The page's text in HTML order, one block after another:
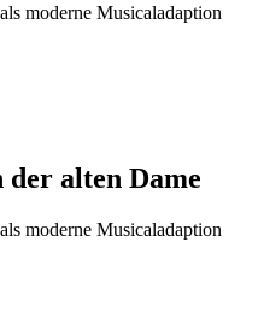
moderne Musicaladaption
alten Dame
moderne Musicaladaption